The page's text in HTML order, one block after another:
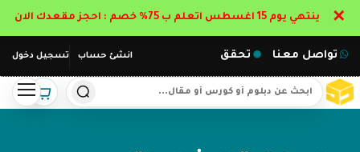
انشئ حساب تسجيل دخول تواصل معنا تحقق
ينتهي يوم 15 اغسطس اتعلم ب 75% خصم : احجز مقعدك الان ✕